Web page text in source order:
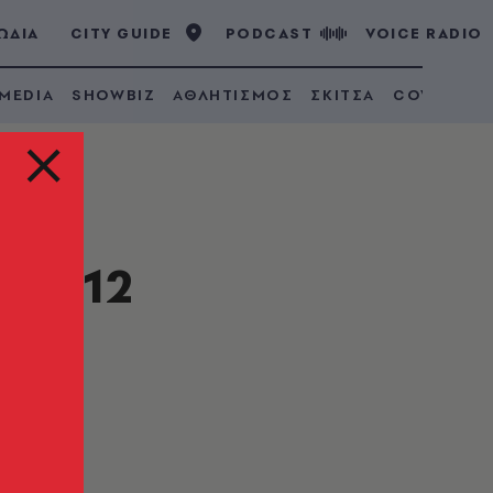
CITY GUIDE PODCAST VOICE RADIO
SHOWBIZ ΑΘΛΗΤΙΣΜΟΣ ΣΚΙΤΣΑ COVID 19
12